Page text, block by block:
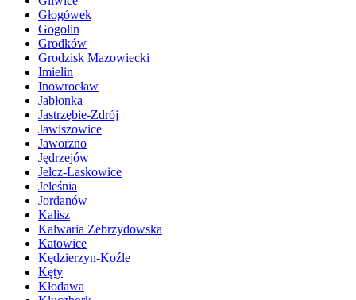
Głogówek
Gogolin
Grodków
Grodzisk Mazowiecki
Imielin
Inowrocław
Jabłonka
Jastrzębie-Zdrój
Jawiszowice
Jaworzno
Jędrzejów
Jelcz-Laskowice
Jeleśnia
Jordanów
Kalisz
Kalwaria Zebrzydowska
Katowice
Kędzierzyn-Koźle
Kęty
Kłodawa